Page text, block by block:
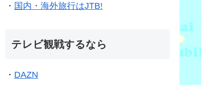
・ 国内・海外旅行はJTB!
テレビ観戦するなら
・ DAZN